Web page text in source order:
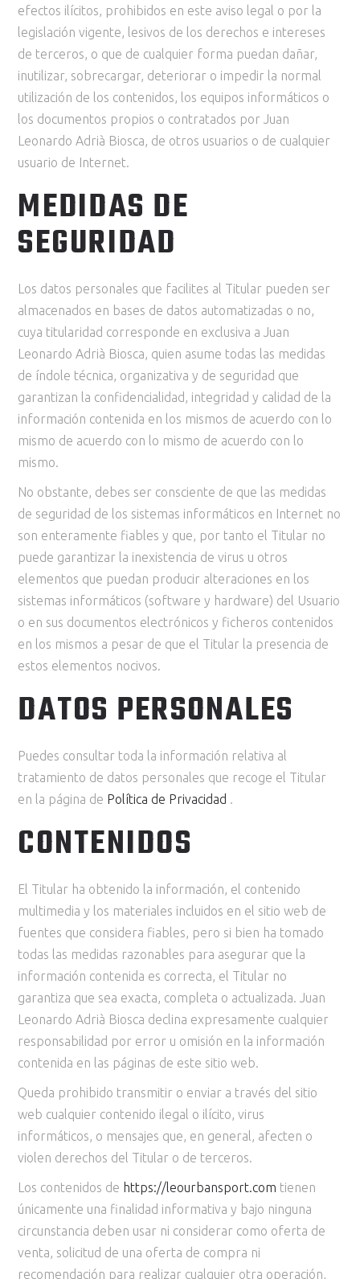
efectos ilícitos, prohibidos en este aviso legal o por la
legislación vigente, lesivos de los derechos e intereses
de terceros, o que de cualquier forma puedan dañar,
inutilizar, sobrecargar, deteriorar o impedir la normal
utilización de los contenidos, los equipos informáticos o
los documentos propios o contratados por Juan
Leonardo Adrià Biosca, de otros usuarios o de cualquier
usuario de Internet.
MEDIDAS DE
SEGURIDAD
Los datos personales que facilites al Titular pueden ser
almacenados en bases de datos automatizadas o no,
cuya titularidad corresponde en exclusiva a Juan
Leonardo Adrià Biosca, quien asume todas las medidas
de índole técnica, organizativa y de seguridad que
garantizan la confidencialidad, integridad y calidad de la
información contenida en los mismos de acuerdo con lo
mismo de acuerdo con lo mismo de acuerdo con lo
mismo.
No obstante, debes ser consciente de que las medidas
de seguridad de los sistemas informáticos en Internet no
son enteramente fiables y que, por tanto el Titular no
puede garantizar la inexistencia de virus u otros
elementos que puedan producir alteraciones en los
sistemas informáticos (software y hardware) del Usuario
o en sus documentos electrónicos y ficheros contenidos
en los mismos a pesar de que el Titular la presencia de
estos elementos nocivos.
DATOS PERSONALES
Puedes consultar toda la información relativa al
tratamiento de datos personales que recoge el Titular
en la página de Política de Privacidad .
CONTENIDOS
El Titular ha obtenido la información, el contenido
multimedia y los materiales incluidos en el sitio web de
fuentes que considera fiables, pero si bien ha tomado
todas las medidas razonables para asegurar que la
información contenida es correcta, el Titular no
garantiza que sea exacta, completa o actualizada. Juan
Leonardo Adrià Biosca declina expresamente cualquier
responsabilidad por error u omisión en la información
contenida en las páginas de este sitio web.
Queda prohibido transmitir o enviar a través del sitio
web cualquier contenido ilegal o ilícito, virus
informáticos, o mensajes que, en general, afecten o
violen derechos del Titular o de terceros.
Los contenidos de https://leourbansport.com tienen
únicamente una finalidad informativa y bajo ninguna
circunstancia deben usar ni considerar como oferta de
venta, solicitud de una oferta de compra ni
recomendación para realizar cualquier otra operación,